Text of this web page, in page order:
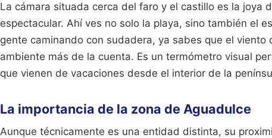
La cámara situada cerca del faro y el castillo es la joya
espectacular. Ahí ves no solo la playa, sino también el
gente caminando con sudadera, ya sabes que el
ambiente más de la cuenta. Es un termómetro visual
que vienen de vacaciones desde el interior de la
La importancia de la zona de Aguadulce
Aunque técnicamente es una entidad distinta, su